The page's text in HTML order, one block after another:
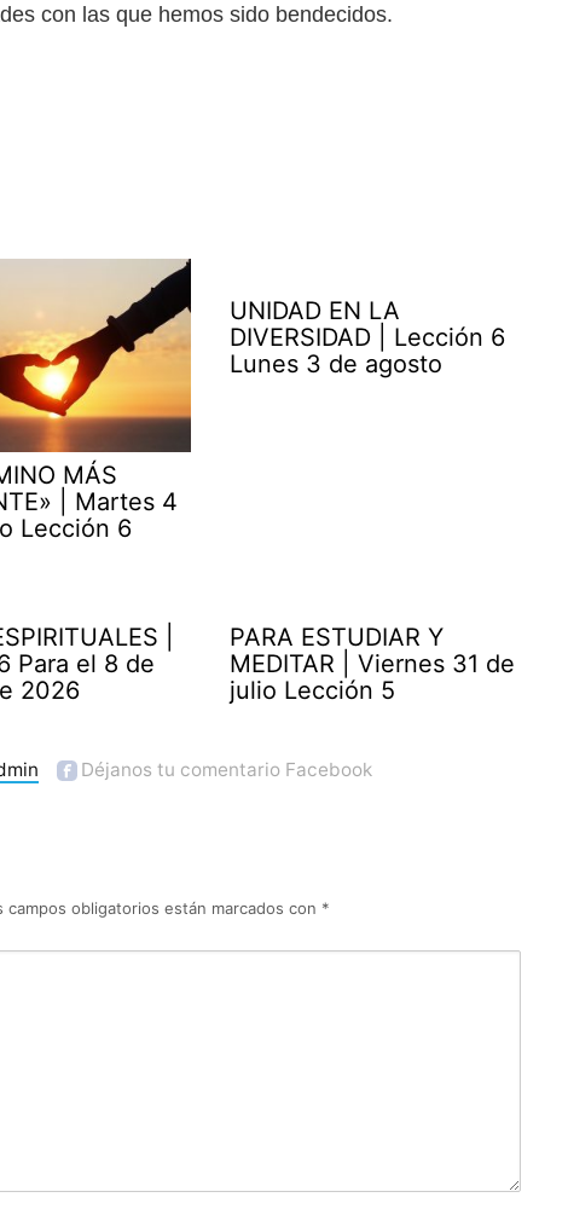
con las que hemos sido bendecidos.
MÁS
| Martes 4
Lección 6
UNIDAD EN LA
DIVERSIDAD | Lección 6
Lunes 3 de agosto
|
Para el 8 de
2026
PARA ESTUDIAR Y
MEDITAR | Viernes 31 de
julio Lección 5
Déjanos tu comentario Facebook
campos obligatorios están marcados con *